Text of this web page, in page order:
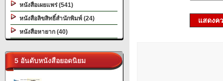
หนังสือเผยแพร่ (541)
หนังสือลิขสิทธิ์สำนักพิมพ์ (24)
หนังสือหายาก (40)
5 อันดับหนังสือยอดนิยม
แสดงค